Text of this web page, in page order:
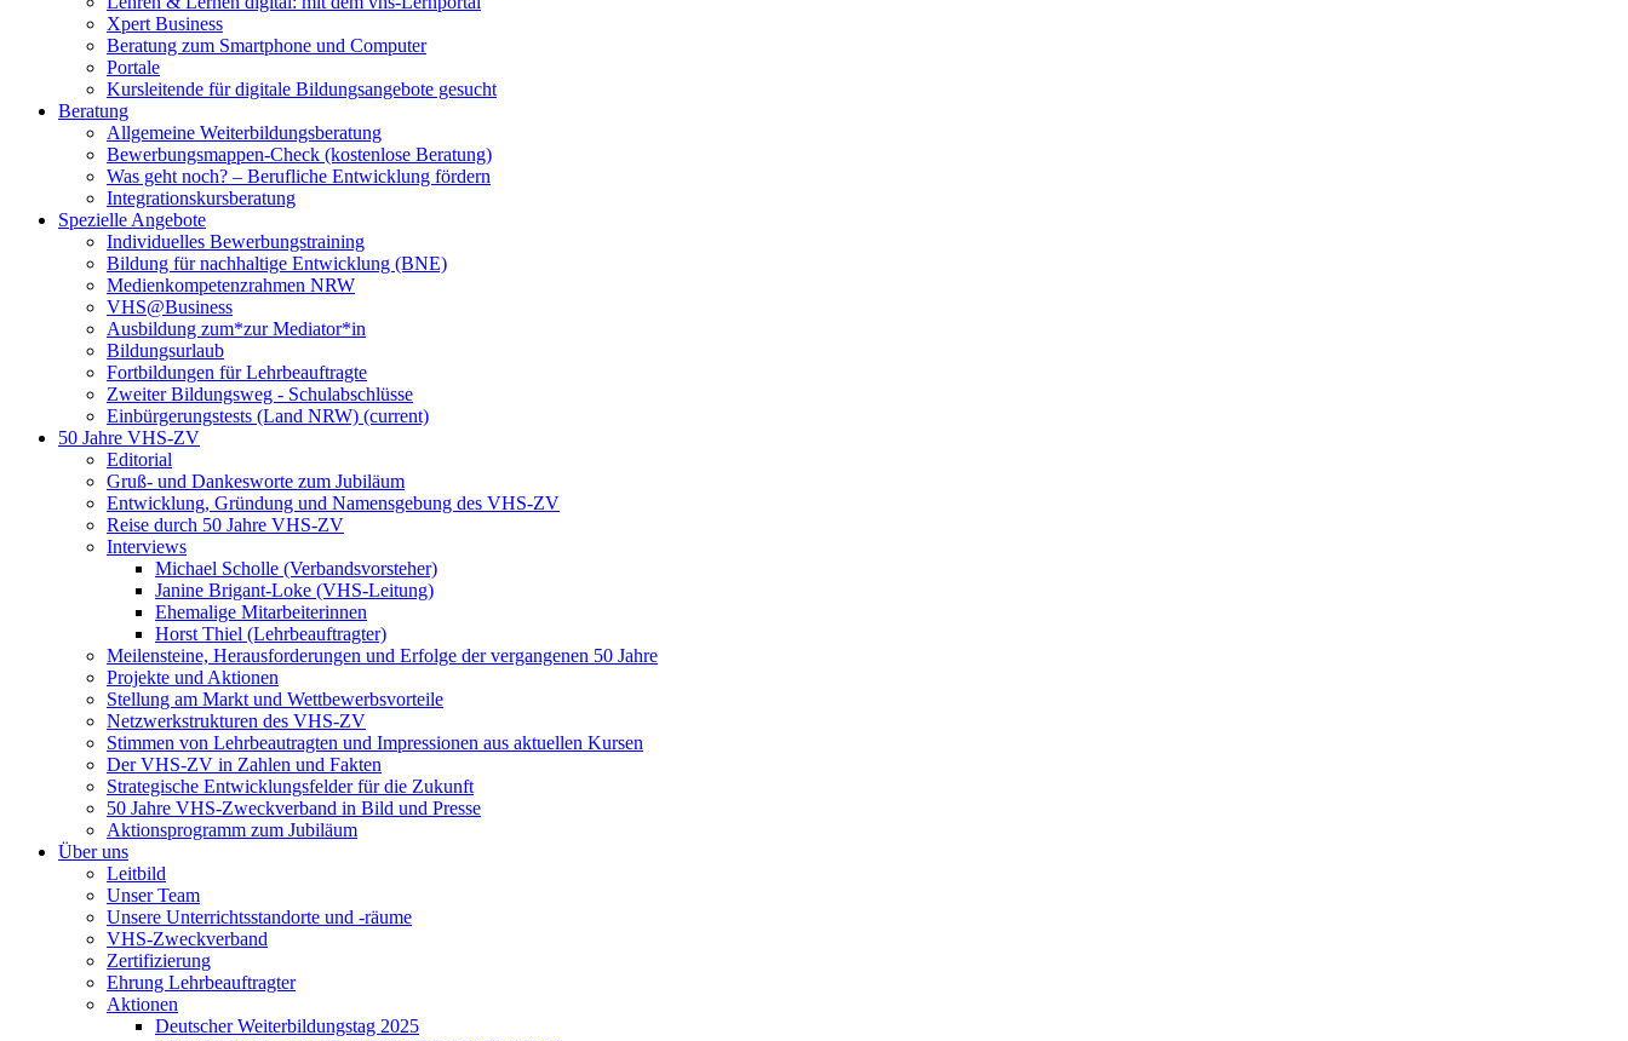
Xpert Business
Beratung zum Smartphone und Computer
Portale
Kursleitende für digitale Bildungsangebote gesucht
Beratung
Allgemeine Weiterbildungsberatung
Bewerbungsmappen-Check (kostenlose Beratung)
Was geht noch? – Berufliche Entwicklung fördern
Integrationskursberatung
Spezielle Angebote
Individuelles Bewerbungstraining
Bildung für nachhaltige Entwicklung (BNE)
Medienkompetenzrahmen NRW
VHS@Business
Ausbildung zum*zur Mediator*in
Bildungsurlaub
Fortbildungen für Lehrbeauftragte
Zweiter Bildungsweg - Schulabschlüsse
Einbürgerungstests (Land NRW) (current)
50 Jahre VHS-ZV
Editorial
Gruß- und Dankesworte zum Jubiläum
Entwicklung, Gründung und Namensgebung des VHS-ZV
Reise durch 50 Jahre VHS-ZV
Interviews
Michael Scholle (Verbandsvorsteher)
Janine Brigant-Loke (VHS-Leitung)
Ehemalige Mitarbeiterinnen
Horst Thiel (Lehrbeauftragter)
Meilensteine, Herausforderungen und Erfolge der vergangenen 50 Jahre
Projekte und Aktionen
Stellung am Markt und Wettbewerbsvorteile
Netzwerkstrukturen des VHS-ZV
Stimmen von Lehrbeautragten und Impressionen aus aktuellen Kursen
Der VHS-ZV in Zahlen und Fakten
Strategische Entwicklungsfelder für die Zukunft
50 Jahre VHS-Zweckverband in Bild und Presse
Aktionsprogramm zum Jubiläum
Über uns
Leitbild
Unser Team
Unsere Unterrichtsstandorte und -räume
VHS-Zweckverband
Zertifizierung
Ehrung Lehrbeauftragter
Aktionen
Deutscher Weiterbildungstag 2025